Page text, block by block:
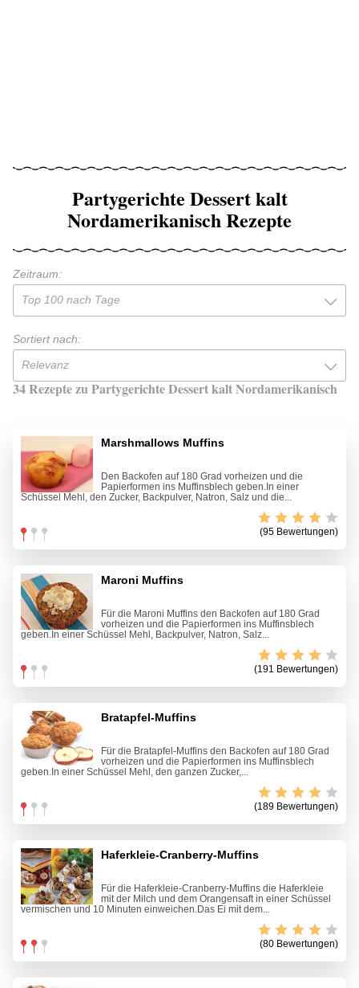
Partygerichte Dessert kalt
Nordamerikanisch Rezepte
Zeitraum:
Top 100 nach Tage
Sortiert nach:
Relevanz
34 Rezepte zu Partygerichte Dessert kalt Nordamerikanisch
Marshmallows Muffins
Den Backofen auf 180 Grad vorheizen und die
Papierformen ins Muffinsblech geben.In einer
Schüssel Mehl, den Zucker, Backpulver, Natron, Salz und die...
(95 Bewertungen)
Maroni Muffins
Für die Maroni Muffins den Backofen auf 180 Grad
vorheizen und die Papierformen ins Muffinsblech
geben.In einer Schüssel Mehl, Backpulver, Natron, Salz...
(191 Bewertungen)
Bratapfel-Muffins
Für die Bratapfel-Muffins den Backofen auf 180 Grad
vorheizen und die Papierformen ins Muffinsblech
geben.In einer Schüssel Mehl, den ganzen Zucker,...
(189 Bewertungen)
Haferkleie-Cranberry-Muffins
Für die Haferkleie-Cranberry-Muffins die Haferkleie
mit der Milch und dem Orangensaft in einer Schüssel
vermischen und 10 Minuten einweichen.Das Ei mit dem...
(80 Bewertungen)